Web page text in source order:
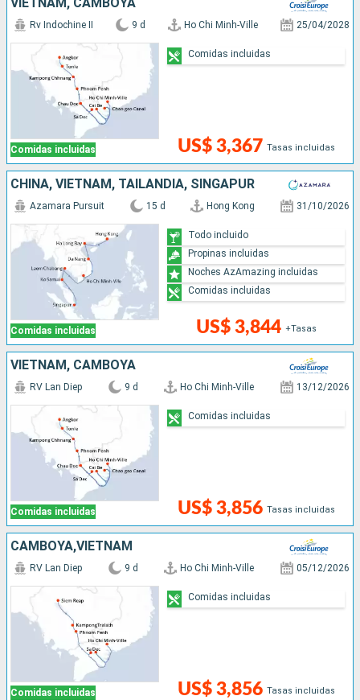
VIETNAM, CAMBOYA
Comidas incluidas
Rv Indochine II 9 d Ho Chi Minh-Ville 25/04/2028
US$ 3,367 Tasas incluidas
Comidas incluidas
CHINA, VIETNAM, TAILANDIA, SINGAPUR
Comidas incluidas
Azamara Pursuit 15 d Hong Kong 31/10/2026
US$ 3,844 +Tasas
Todo incluido
Propinas incluidas
Noches AzAmazing incluidas
Comidas incluidas
VIETNAM, CAMBOYA
Comidas incluidas
RV Lan Diep 9 d Ho Chi Minh-Ville 13/12/2026
US$ 3,856 Tasas incluidas
Comidas incluidas
CAMBOYA,VIETNAM
Comidas incluidas
RV Lan Diep 9 d Ho Chi Minh-Ville 05/12/2026
US$ 3,856 Tasas incluidas
Comidas incluidas